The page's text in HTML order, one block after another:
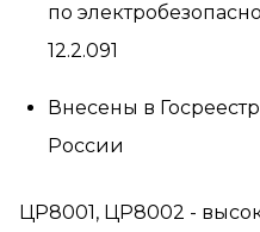
по
12.2.091
Внесены в
России
ЦР8001, ЦР8002 -